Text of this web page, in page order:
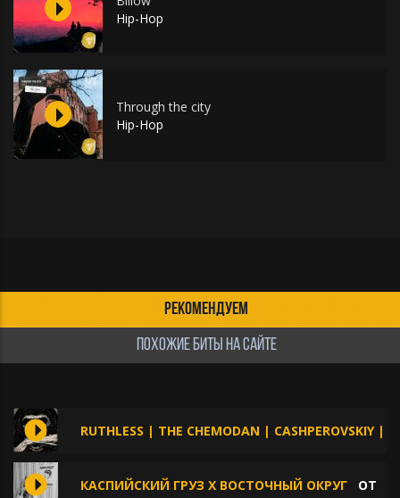
Hip-Hop
Through the city
Hip-Hop
РЕКОМЕНДУЕМ
ПОХОЖИЕ БИТЫ НА САЙТЕ
RUTHLESS | THE CHEMODAN | CASHPEROVSKIY |
КАСПИЙСКИЙ ГРУЗ X ВОСТОЧНЫЙ ОКРУГ ОТ